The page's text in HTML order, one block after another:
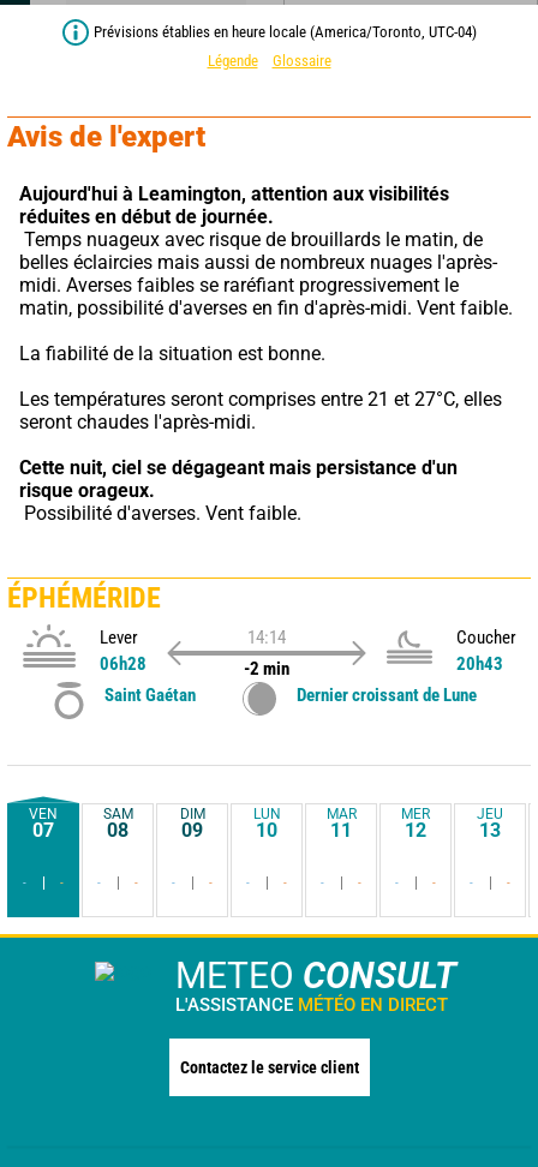
Prévisions établies en heure locale (America/Toronto, UTC-04)
Légende
Glossaire
Avis de l'expert
Aujourd'hui à Leamington, attention aux visibilités
réduites en début de journée.
belles éclaircies mais aussi de nombreux nuages l'après-
midi. Averses faibles se raréfiant progressivement le
matin, possibilité d'averses en fin d'après-midi. Vent faible.
La fiabilité de la situation est bonne.
Les températures seront comprises entre 21 et 27°C, elles
seront chaudes l'après-midi.
Cette nuit, ciel se dégageant mais persistance d'un
risque orageux.
Possibilité d'averses. Vent faible.
ÉPHÉMÉRIDE
Lever
06h28
14:14
-2 min
Coucher
20h43
Saint Gaétan
Dernier croissant de Lune
VEN
07
- -
SAM
08
- -
DIM
09
- -
LUN
10
- -
MAR
11
- -
MER
12
- -
JEU
13
- -
METEO CONSULT
L'ASSISTANCE MÉTÉO EN DIRECT
Contactez le service client